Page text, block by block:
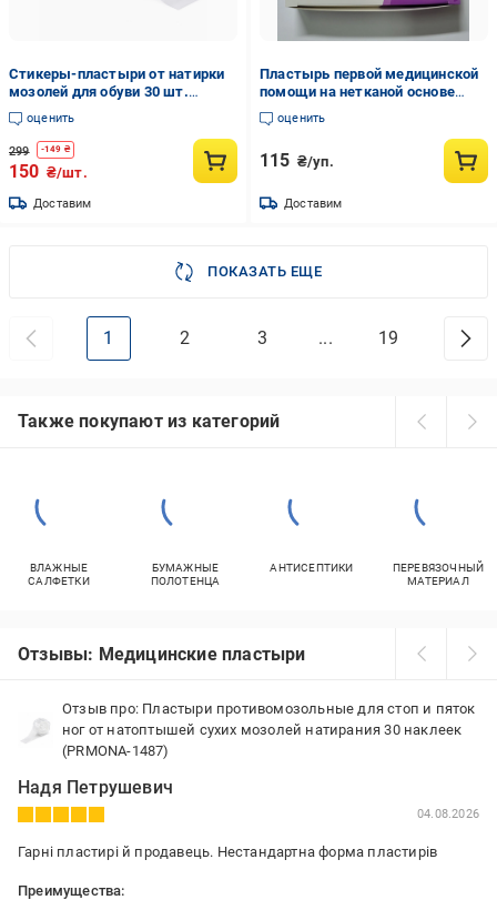
Стикеры-пластыри от натирки
мозолей для обуви 30 шт.
Прозрачный (35894164)
оценить
299 -149 ₴
150 ₴/шт.
Доставим
Пластырь первой медицинской
помощи на нетканой основе
7,6х2,5 см 100 шт. (1658647904)
оценить
115 ₴/уп.
Доставим
ПОКАЗАТЬ ЕЩЕ
1 2 3 ... 19
Также покупают из категорий
ВЛАЖНЫЕ
САЛФЕТКИ
БУМАЖНЫЕ
ПОЛОТЕНЦА
АНТИСЕПТИКИ
ПЕРЕВЯЗОЧНЫЙ
МАТЕРИАЛ
Отзывы: Медицинские пластыри
Отзыв про: Пластыри противомозольные для стоп и пяток
ног от натоптышей сухих мозолей натирания 30 наклеек
(PRMONA-1487)
Надя Петрушевич
04.08.2026
Гарні пластирі й продавець. Нестандартна форма пластирів
Преимущества: